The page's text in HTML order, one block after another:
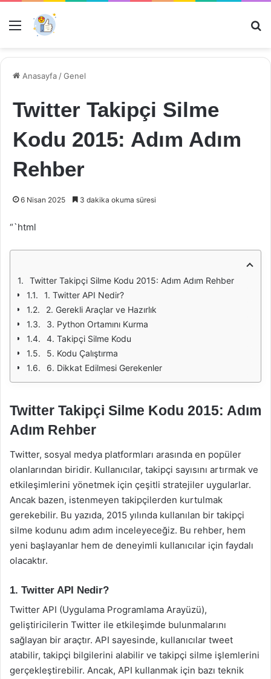
Menü
Anasayfa /Genel
Twitter Takipçi Silme
Kodu 2015: Adım Adım
Rehber
6 Nisan 2025 3 dakika okuma süresi
“`html
Twitter Takipçi Silme Kodu 2015: Adım Adım Rehber
1. Twitter API Nedir?
2. Gerekli Araçlar ve Hazırlık
3. Python Ortamını Kurma
4. Takipçi Silme Kodu
5. Kodu Çalıştırma
6. Dikkat Edilmesi Gerekenler
Twitter Takipçi Silme Kodu 2015: Adım
Adım Rehber
Twitter, sosyal medya platformları arasında en popüler
olanlarından biridir. Kullanıcılar, takipçi sayısını artırmak ve
etkileşimlerini yönetmek için çeşitli stratejiler uygularlar.
Ancak bazen, istenmeyen takipçilerden kurtulmak
gerekebilir. Bu yazıda, 2015 yılında kullanılan bir takipçi
silme kodunu adım adım inceleyeceğiz. Bu rehber, hem
yeni başlayanlar hem de deneyimli kullanıcılar için faydalı
olacaktır.
1. Twitter API Nedir?
Twitter API (Uygulama Programlama Arayüzü),
geliştiricilerin Twitter ile etkileşimde bulunmalarını
sağlayan bir araçtır. API sayesinde, kullanıcılar tweet
atabilir, takipçi bilgilerini alabilir ve takipçi silme işlemlerini
gerçekleştirebilir. Ancak, API kullanmak için bazı teknik